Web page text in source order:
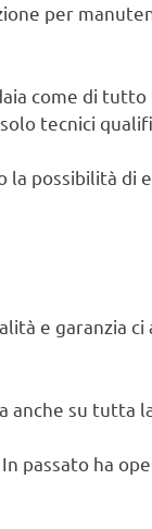
per
come di tutto
tecnici
la possibilità di
e garanzia ci
anche su tutta
In passato ha